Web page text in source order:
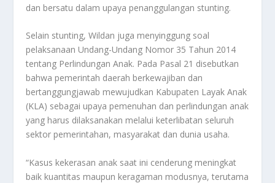
dan bersatu dalam upaya penanggulangan stunting.
Selain stunting, Wildan juga menyinggung soal
pelaksanaan Undang-Undang Nomor 35 Tahun 2014
tentang Perlindungan Anak. Pada Pasal 21 disebutkan
bahwa pemerintah daerah berkewajiban dan
bertanggungjawab mewujudkan Kabupaten Layak Anak
(KLA) sebagai upaya pemenuhan dan perlindungan anak
yang harus dilaksanakan melalui keterlibatan seluruh
sektor pemerintahan, masyarakat dan dunia usaha.
“Kasus kekerasan anak saat ini cenderung meningkat
baik kuantitas maupun keragaman modusnya, terutama